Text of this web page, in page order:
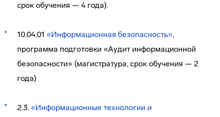
срок обучения — 4 года).
10.04.01 «Информационная безопасность»,
программа подготовки «Аудит информационной
безопасности» (магистратура, срок обучения — 2
года)
2.3. «Информационные технологии и